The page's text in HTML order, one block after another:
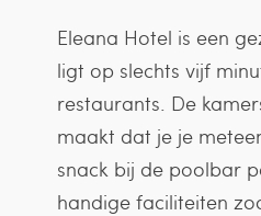
Eleana Hotel is een
ligt op slechts vijf
restaurants. De
maakt dat je je
snack bij de poolbar
handige faciliteiten